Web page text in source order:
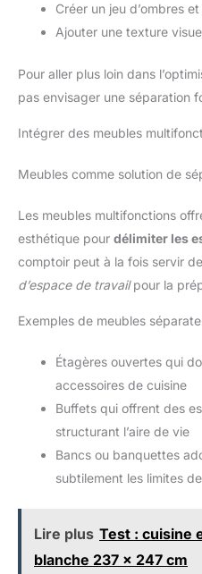
Créer un jeu d’ombres
Ajouter une texture
Pour aller plus loin dans
pas envisager une séparation
Intégrer des meubles
Meubles comme solution de
Les meubles multifonctions
esthétique pour délimiter les
comptoir peut à la fois servir de
d’espace de travailpour la
Exemples de meubles
Étagères ouvertes qui
accessoires de cuisine
Buffets qui offrent des
structurant l’aire de vie
Bancs ou banquettes
subtilement les limites
Lire plus Test : cuisine
blanche 237 x 247 cm